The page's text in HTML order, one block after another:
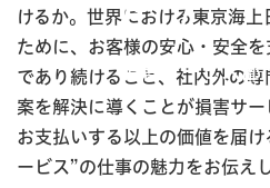
損害サービス部
けるか。世界における東京海
ために、お客様の安心・安全
であり続けること、社内外の
案を解決に導くことが損害サ
お支払いする以上の価値を届
ービス”の仕事の魅力をお伝えし